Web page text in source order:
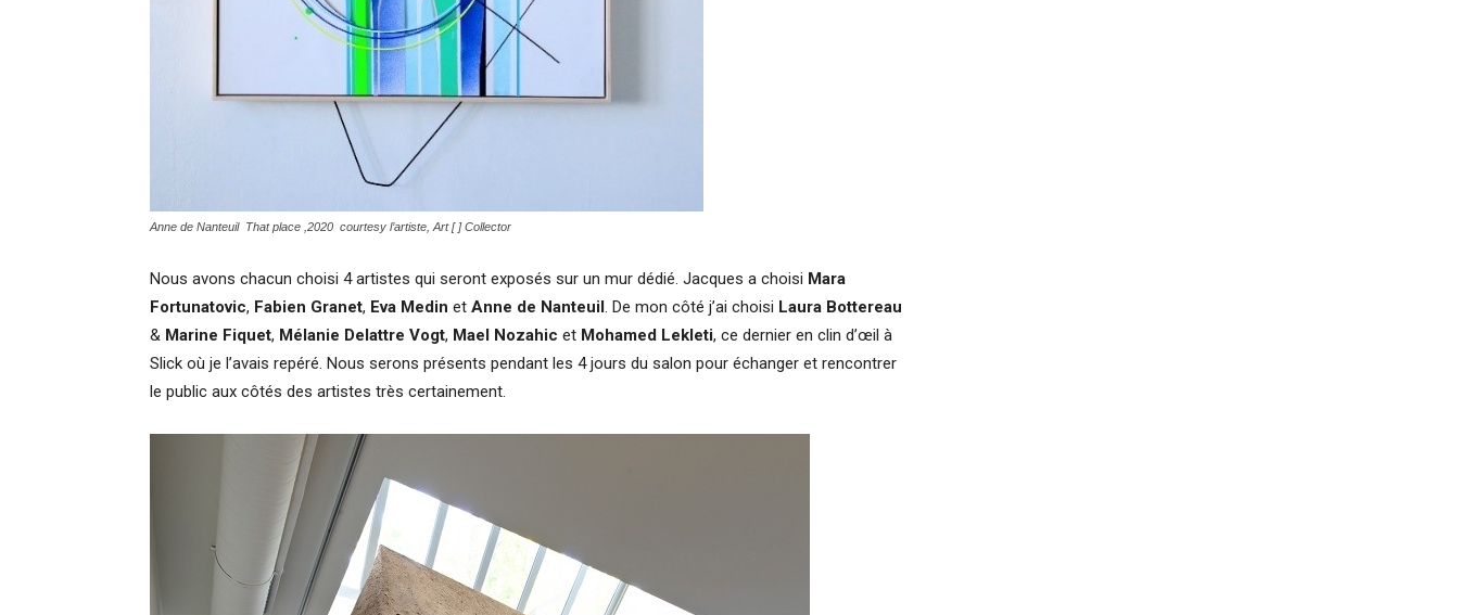
Anne de Nanteuil That place ,2020 courtesy l’artiste, Art [ ] Collector
Nous avons chacun choisi 4 artistes qui seront exposés sur un mur dédié. Jacques a choisi Mara
Fortunatovic, Fabien Granet, Eva Medin et Anne de Nanteuil. De mon côté j’ai choisi Laura Bottereau
& Marine Fiquet, Mélanie Delattre Vogt, Mael Nozahic et Mohamed Lekleti, ce dernier en clin d’œil à
Slick où je l’avais repéré. Nous serons présents pendant les 4 jours du salon pour échanger et rencontrer
le public aux côtés des artistes très certainement.